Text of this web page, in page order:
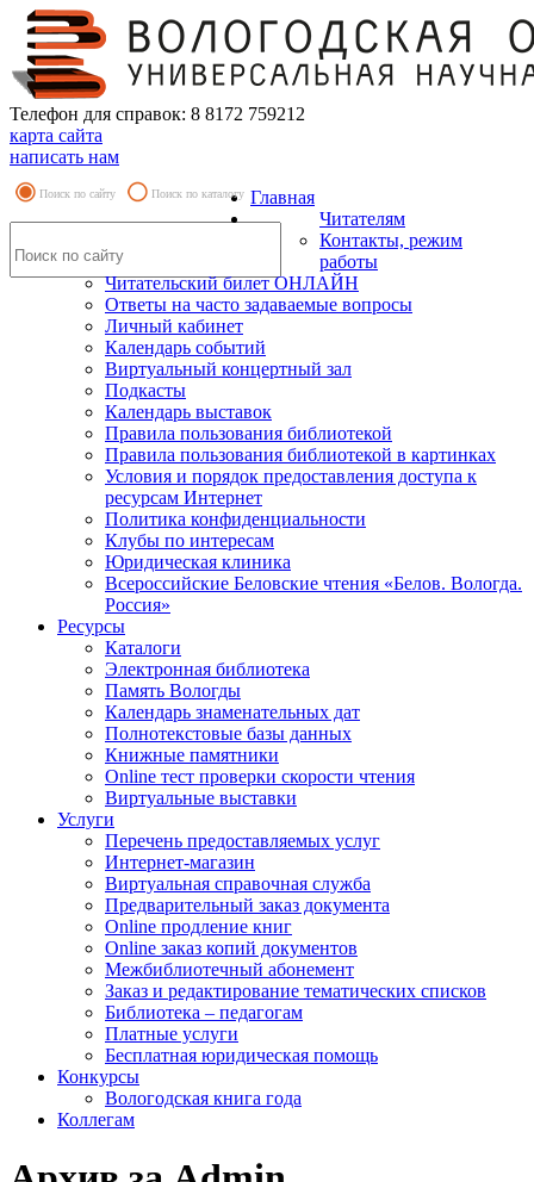
Телефон для справок: 8 8172 759212
карта сайта
написать нам
Поиск по сайту Поиск по каталогу Главная
Читателям
Контакты, режим
работы
Читательский билет ОНЛАЙН
Ответы на часто задаваемые вопросы
Личный кабинет
Календарь событий
Виртуальный концертный зал
Подкасты
Календарь выставок
Правила пользования библиотекой
Правила пользования библиотекой в картинках
Условия и порядок предоставления доступа к
ресурсам Интернет
Политика конфиденциальности
Клубы по интересам
Юридическая клиника
Всероссийские Беловские чтения «Белов. Вологда.
Россия»
Ресурсы
Каталоги
Электронная библиотека
Память Вологды
Календарь знаменательных дат
Полнотекстовые базы данных
Книжные памятники
Online тест проверки скорости чтения
Виртуальные выставки
Услуги
Перечень предоставляемых услуг
Интернет-магазин
Виртуальная справочная служба
Предварительный заказ документа
Online продление книг
Online заказ копий документов
Межбиблиотечный абонемент
Заказ и редактирование тематических списков
Библиотека – педагогам
Платные услуги
Бесплатная юридическая помощь
Конкурсы
Вологодская книга года
Коллегам